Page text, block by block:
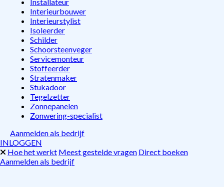
Interieurbouwer
Interieurstylist
Isoleerder
Schilder
Schoorsteenveger
Servicemonteur
Stoffeerder
Stratenmaker
Stukadoor
Tegelzetter
Zonnepanelen
Zonwering-specialist
Aanmelden als bedrijf
INLOGGEN
Hoe het werkt Meest gestelde vragen Direct boeken
Aanmelden als bedrijf